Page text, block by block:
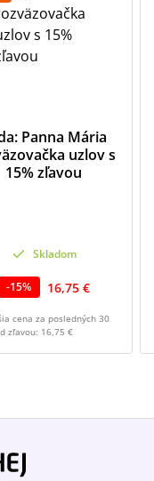
Panna Mária
uzlov s
15% zľavou
Skladom
-15% 16,75 €
cena za posledných 30
zľavou: 16,75 €